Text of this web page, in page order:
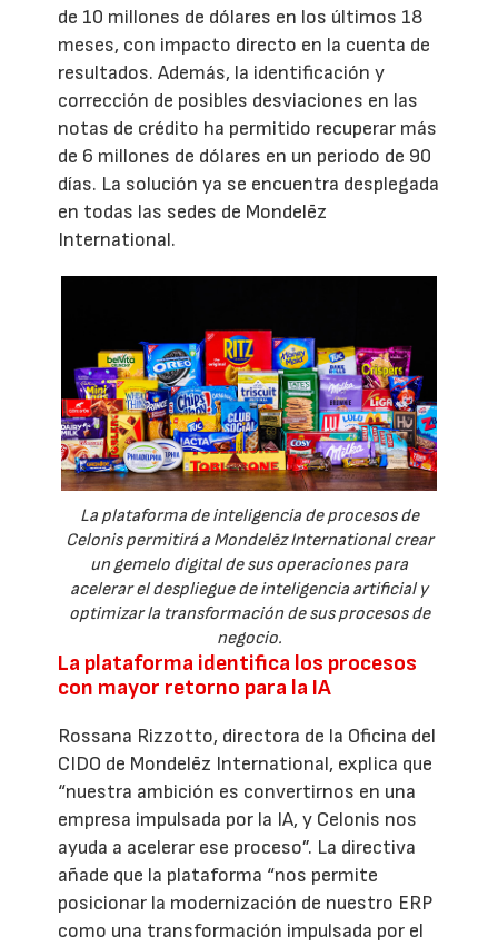
de 10 millones de dólares en los últimos 18
meses, con impacto directo en la cuenta de
resultados. Además, la identificación y
corrección de posibles desviaciones en las
notas de crédito ha permitido recuperar más
de 6 millones de dólares en un periodo de 90
días. La solución ya se encuentra desplegada
en todas las sedes de Mondelēz
International.
La plataforma de inteligencia de procesos de
Celonis permitirá a Mondelēz International crear
un gemelo digital de sus operaciones para
acelerar el despliegue de inteligencia artificial y
optimizar la transformación de sus procesos de
negocio.
La plataforma identifica los procesos
con mayor retorno para la IA
Rossana Rizzotto, directora de la Oficina del
CIDO de Mondelēz International, explica que
“nuestra ambición es convertirnos en una
empresa impulsada por la IA, y Celonis nos
ayuda a acelerar ese proceso”. La directiva
añade que la plataforma “nos permite
posicionar la modernización de nuestro ERP
como una transformación impulsada por el